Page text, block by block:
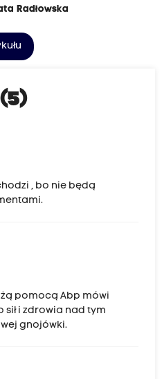
Radłowska
, bo nie będą
pomocą Abp mówi
sił i zdrowia nad tym
gnojówki.